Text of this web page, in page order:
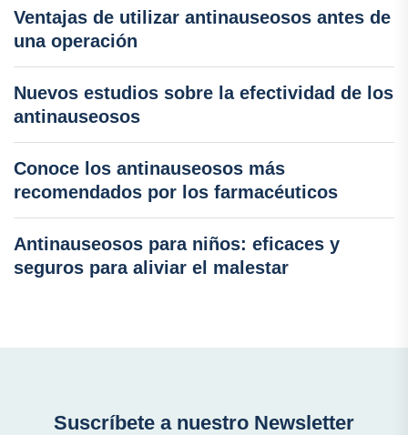
Ventajas de utilizar antinauseosos antes de
una operación
Nuevos estudios sobre la efectividad de los
antinauseosos
Conoce los antinauseosos más
recomendados por los farmacéuticos
Antinauseosos para niños: eficaces y
seguros para aliviar el malestar
Suscríbete a nuestro Newsletter